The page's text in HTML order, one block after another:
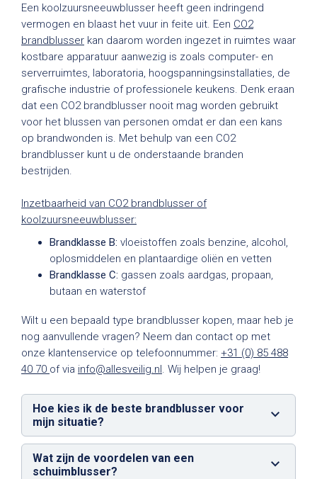
Een koolzuursneeuwblusser heeft geen indringend
vermogen en blaast het vuur in feite uit. Een CO2
brandblusser kan daarom worden ingezet in ruimtes waar
kostbare apparatuur aanwezig is zoals computer- en
serverruimtes, laboratoria, hoogspanningsinstallaties, de
grafische industrie of professionele keukens. Denk eraan
dat een CO2 brandblusser nooit mag worden gebruikt
voor het blussen van personen omdat er dan een kans
op brandwonden is. Met behulp van een CO2
brandblusser kunt u de onderstaande branden
bestrijden.
Inzetbaarheid van CO2 brandblusser of
koolzuursneeuwblusser:
Brandklasse B: vloeistoffen zoals benzine, alcohol,
oplosmiddelen en plantaardige oliën en vetten
Brandklasse C: gassen zoals aardgas, propaan,
butaan en waterstof
Wilt u een bepaald type brandblusser kopen, maar heb je
nog aanvullende vragen? Neem dan contact op met
onze klantenservice op telefoonnummer: +31 (0) 85 488
40 70 of via info@allesveilig.nl. Wij helpen je graag!
Hoe kies ik de beste brandblusser voor
mijn situatie?
Wat zijn de voordelen van een
schuimblusser?